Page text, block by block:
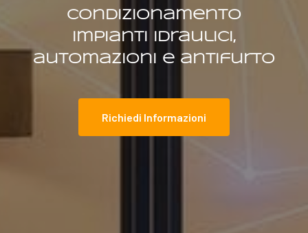
condizionamento
Impianti idraulici,
automazioni e antifurto
Richiedi Informazioni